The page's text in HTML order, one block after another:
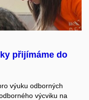
přijímáme do
výuku odborných
výcviku na